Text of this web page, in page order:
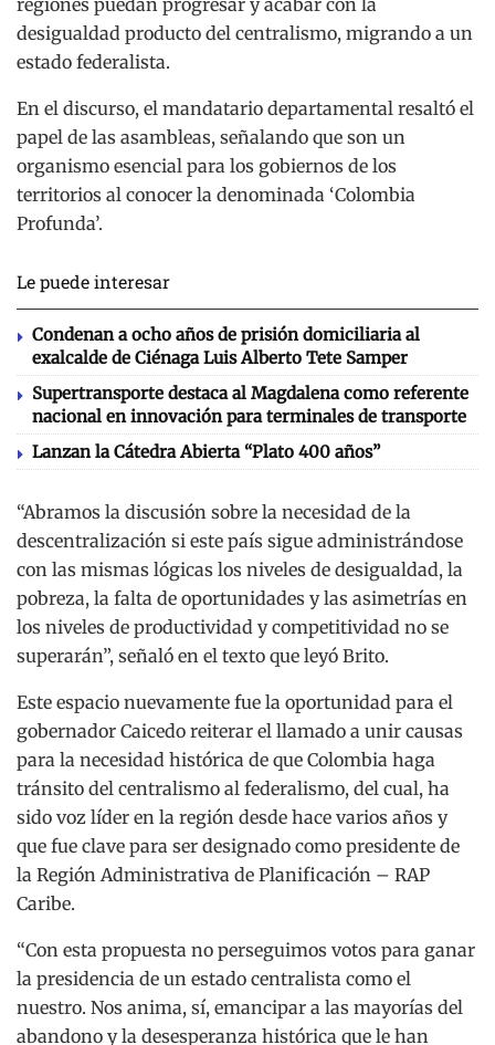
regiones puedan progresar y acabar con la
desigualdad producto del centralismo, migrando a un
estado federalista.
En el discurso, el mandatario departamental resaltó el
papel de las asambleas, señalando que son un
organismo esencial para los gobiernos de los
territorios al conocer la denominada ‘Colombia
Profunda’.
Le puede interesar
Condenan a ocho años de prisión domiciliaria al
exalcalde de Ciénaga Luis Alberto Tete Samper
Supertransporte destaca al Magdalena como referente
nacional en innovación para terminales de transporte
Lanzan la Cátedra Abierta “Plato 400 años”
“Abramos la discusión sobre la necesidad de la
descentralización si este país sigue administrándose
con las mismas lógicas los niveles de desigualdad, la
pobreza, la falta de oportunidades y las asimetrías en
los niveles de productividad y competitividad no se
superarán”, señaló en el texto que leyó Brito.
Este espacio nuevamente fue la oportunidad para el
gobernador Caicedo reiterar el llamado a unir causas
para la necesidad histórica de que Colombia haga
tránsito del centralismo al federalismo, del cual, ha
sido voz líder en la región desde hace varios años y
que fue clave para ser designado como presidente de
la Región Administrativa de Planificación – RAP
Caribe.
“Con esta propuesta no perseguimos votos para ganar
la presidencia de un estado centralista como el
nuestro. Nos anima, sí, emancipar a las mayorías del
abandono y la desesperanza histórica que le han